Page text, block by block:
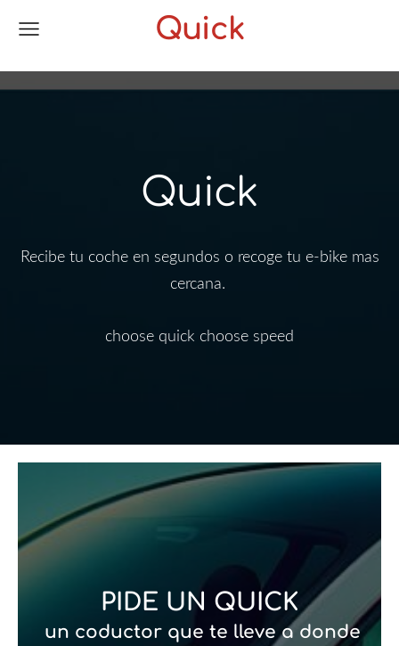
Quick
Quick
Recibe tu coche en segundos o recoge tu e-bike mas
cercana.
choose quick choose speed
PIDE UN QUICK
un coductor que te lleve a donde